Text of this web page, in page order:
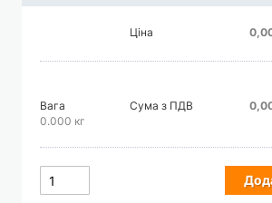
Ціна
Вага
0.000 кг
Сума з ПДВ